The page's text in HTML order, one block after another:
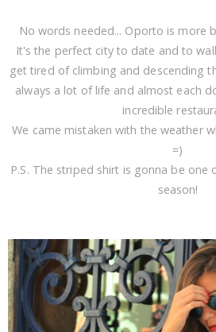
No words needed... Oporto is more
It's the perfect city to date and to
get tired of climbing and descending
always a lot of life and almost each
incredible
We came mistaken with the weather
=)
P.S. The striped shirt is gonna be one
season!